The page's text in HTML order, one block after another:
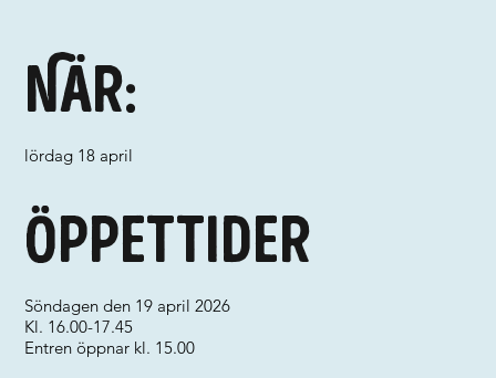
När:
lördag 18 april
Öppettider
Söndagen den 19 april 2026
Kl. 16.00-17.45
Entren öppnar kl. 15.00